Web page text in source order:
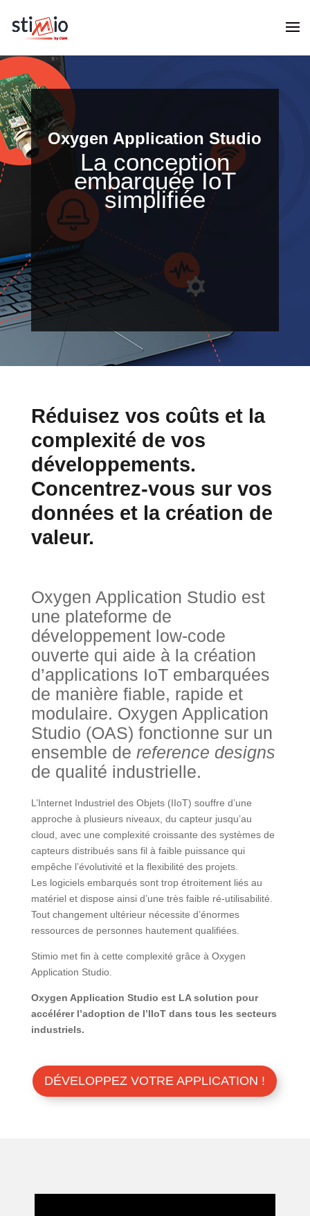
Oxygen Application Studio
La conception
embarquée IoT
simplifiée
Réduisez vos coûts et la
complexité de vos
développements.
Concentrez-vous sur vos
données et la création de
valeur.
Oxygen Application Studio est
une plateforme de
développement low-code
ouverte qui aide à la création
d’applications IoT embarquées
de manière fiable, rapide et
modulaire. Oxygen Application
Studio (OAS) fonctionne sur un
ensemble de reference designs
de qualité industrielle.
L’Internet Industriel des Objets (IIoT) souffre d’une
approche à plusieurs niveaux, du capteur jusqu’au
cloud, avec une complexité croissante des systèmes de
capteurs distribués sans fil à faible puissance qui
empêche l’évolutivité et la flexibilité des projets.
Les logiciels embarqués sont trop étroitement liés au
matériel et dispose ainsi d’une très faible ré-utilisabilité.
Tout changement ultérieur nécessite d’énormes
ressources de personnes hautement qualifiées.
Stimio met fin à cette complexité grâce à Oxygen
Application Studio.
Oxygen Application Studio est LA solution pour
accélérer l’adoption de l’IIoT dans tous les secteurs
industriels.
DÉVELOPPEZ VOTRE APPLICATION !